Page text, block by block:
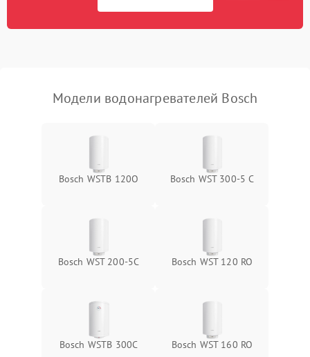
Модели водонагревателей Bosch
Bosch WSTB 120O Bosch WST 300-5 C
Bosch WST 200-5C Bosch WST 120 RO
Bosch WSTB 300C Bosch WST 160 RO